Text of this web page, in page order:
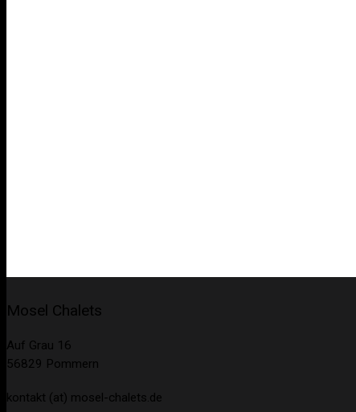
Mosel Chalets
Auf Grau 16
56829 Pommern
kontakt (at) mosel-chalets.de